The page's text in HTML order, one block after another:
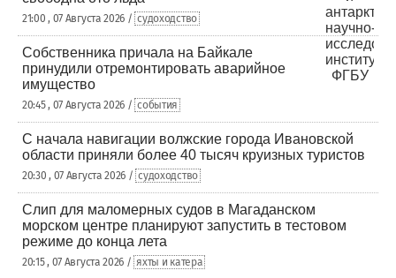
21:00 , 07 Августа 2026 / судоходство
Собственника причала на Байкале
принудили отремонтировать аварийное
имущество
20:45 , 07 Августа 2026 / события
С начала навигации волжские города Ивановской
области приняли более 40 тысяч круизных туристов
20:30 , 07 Августа 2026 / судоходство
Слип для маломерных судов в Магаданском
морском центре планируют запустить в тестовом
режиме до конца лета
20:15 , 07 Августа 2026 / яхты и катера